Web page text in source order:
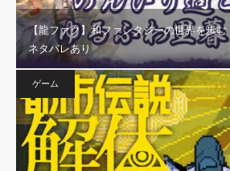
【龍ファク】和ファンタジーの世界を歩
ネタバレあり
ゲーム